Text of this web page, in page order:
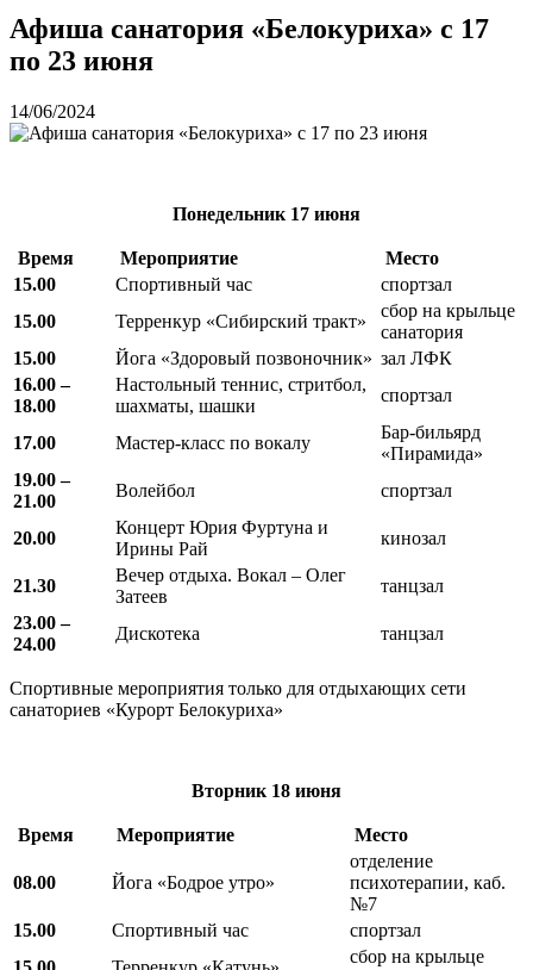
Афиша санатория «Белокуриха» с 17
по 23 июня
14/06/2024
Понедельник 17 июня
Время Мероприятие
Место
15.00
Спортивный час
спортзал
15.00
Терренкур «Сибирский тракт»
сбор на крыльце
санатория
15.00
Йога «Здоровый позвоночник» зал ЛФК
16.00 –
18.00
Настольный теннис, стритбол,
шахматы, шашки
спортзал
17.00 Мастер-класс по вокалу
Бар-бильярд
«Пирамида»
19.00 –
21.00
Волейбол спортзал
20.00
Концерт Юрия Фуртуна и
Ирины Рай
кинозал
21.30
Вечер отдыха. Вокал – Олег
Затеев
танцзал
23.00 –
24.00
Дискотека танцзал
Спортивные мероприятия только для отдыхающих сети
санаториев «Курорт Белокуриха»
Вторник 18 июня
Время Мероприятие Место
08.00 Йога «Бодрое утро»
отделение
психотерапии, каб.
№7
15.00
Спортивный час
спортзал
сбор на крыльце